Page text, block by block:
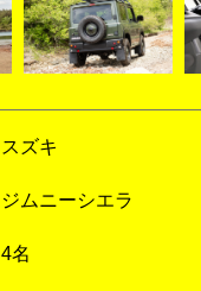
スズキ
ジムニーシエラ
4名